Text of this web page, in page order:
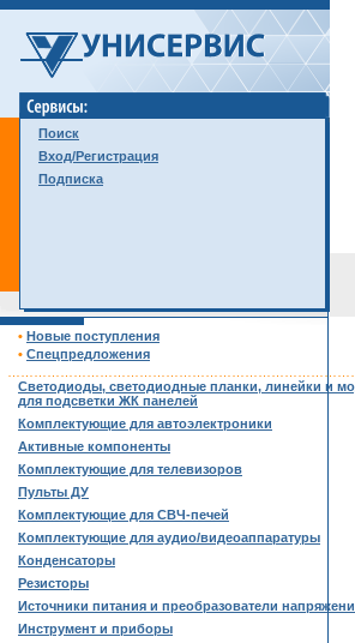
Поиск
Вход/Регистрация
Подписка
• Новые поступления
• Спецпредложения
Светодиоды, светодиодные планки, линейки и
для подсветки ЖК панелей
Комплектующие для автоэлектроники
Активные компоненты
Комплектующие для телевизоров
Пульты ДУ
Комплектующие для СВЧ-печей
Комплектующие для аудио/видеоаппаратуры
Конденсаторы
Резисторы
Источники питания и преобразователи
Инструмент и приборы